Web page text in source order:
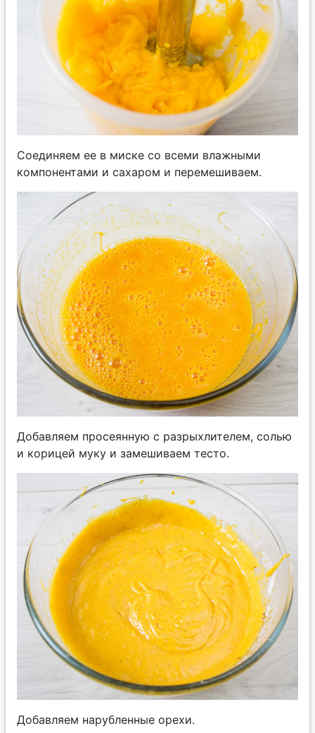
Соединяем ее в миске со всеми влажными
компонентами и сахаром и перемешиваем.
Добавляем просеянную с разрыхлителем, солью
и корицей муку и замешиваем тесто.
Добавляем нарубленные орехи.